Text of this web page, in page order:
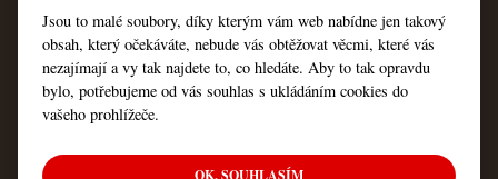
Servis
Kontakt
Nastavení cookies
+420 353 549 410
+420 608 444 378
Jsou to malé soubory, díky kterým vám web nabídne jen takový
obsah, který očekáváte, nebude vás obtěžovat věcmi, které vás
nezajímají a vy tak najdete to, co hledáte. Aby to tak opravdu
bylo, potřebujeme od vás souhlas s ukládáním cookies do
vašeho prohlížeče.